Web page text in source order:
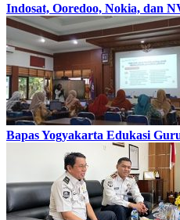
Indosat, Ooredoo, Nokia, dan
Bapas Yogyakarta Edukasi